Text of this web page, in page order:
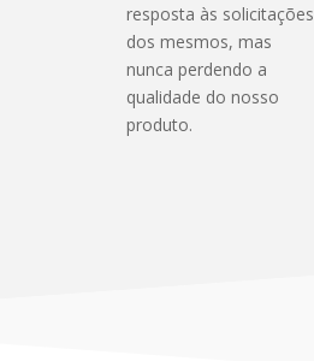
resposta às solicitações
dos mesmos, mas
nunca perdendo a
qualidade do nosso
produto.